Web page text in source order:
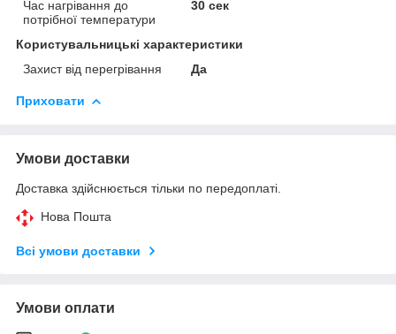
Час нагрівання до
потрібної температури
30 сек
Користувальницькі характеристики
Захист від перегрівання
Да
Приховати
Умови доставки
Доставка здійснюється тільки по передоплаті.
Нова Пошта
Всі умови доставки
Умови оплати